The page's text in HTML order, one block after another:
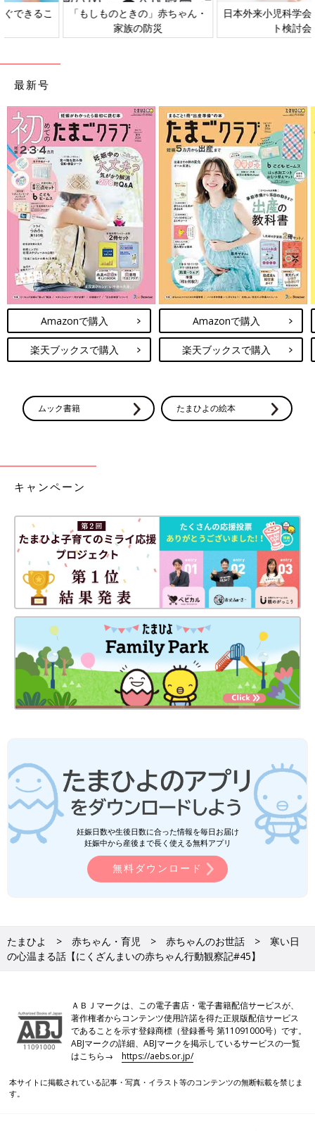
・
日本外来小児科学会リーフレッ
ト検討会
六星占術 細木かおりさんの人
最新号
Amazonで購入
楽天ブックスで購入
Amazonで購入
楽天ブックスで購入
ムック書籍 たまひよの絵本
キャンペーン
妊娠日数や生後日数に合った情報を毎日お届け
妊娠中から産後まで長く使える無料アプリ
無料ダウンロード
たまひよ 赤ちゃん・育児 赤ちゃんのお世話
寒い日
の心温まる話【にくざんまいの赤ちゃん行動観察記#45】
ＡＢＪマークは、この電子書店・電子書籍配信サービスが、
著作権者からコンテンツ使用許諾を得た正規版配信サービス
であることを示す登録商標（登録番号 第11091000号）です。
ABJマークの詳細、ABJマークを掲示しているサービスの一覧
はこちら→https://aebs.or.jp/
本サイトに掲載されている記事・写真・イラスト等のコンテンツの無断転載を禁じま
す。